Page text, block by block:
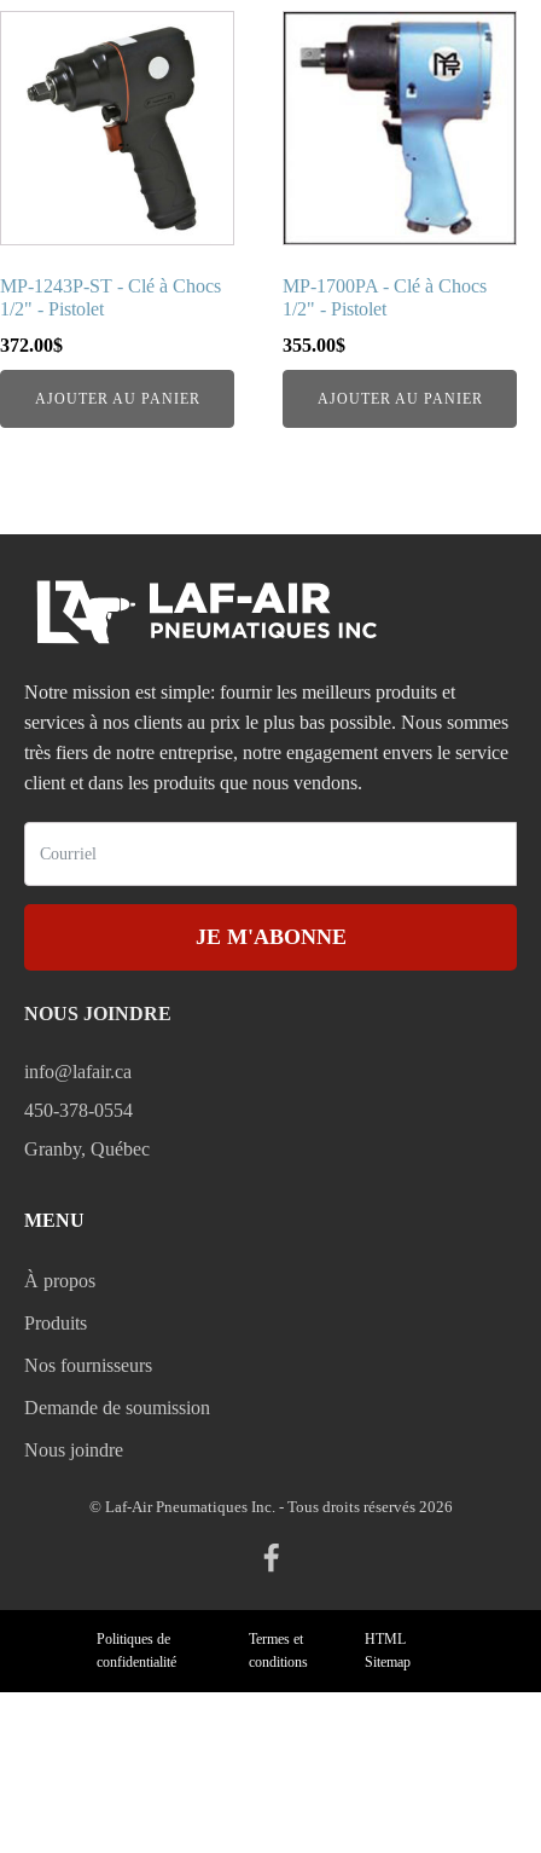
MP-1243P-ST - Clé à Chocs
1/2" - Pistolet
372.00$
AJOUTER AU PANIER
MP-1700PA - Clé à Chocs
1/2" - Pistolet
355.00$
AJOUTER AU PANIER
Notre mission est simple: fournir les meilleurs produits et
services à nos clients au prix le plus bas possible. Nous sommes
très fiers de notre entreprise, notre engagement envers le service
client et dans les produits que nous vendons.
JE M'ABONNE
NOUS JOINDRE
info@lafair.ca
450-378-0554
Granby, Québec
MENU
À propos
Produits
Nos fournisseurs
Demande de soumission
Nous joindre
© Laf-Air Pneumatiques Inc. - Tous droits réservés 2026
Politiques de
confidentialité
Termes et
conditions
HTML
Sitemap